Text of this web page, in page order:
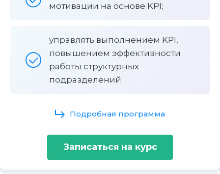
мотивации на основе KPI;
управлять выполнением KPI,
повышением эффективности
работы структурных
подразделений.
Подробная программа
Записаться на курс